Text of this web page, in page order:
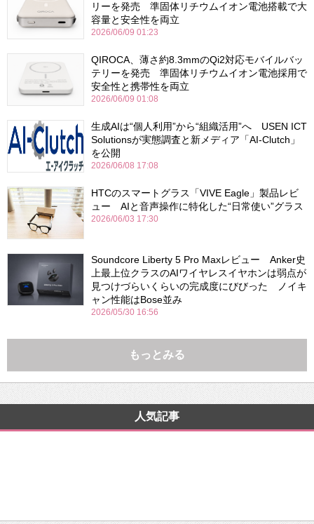
リーを発売 準固体リチウムイオン電池搭載で大
容量と安全性を両立
2026/06/09 01:23
QIROCA、薄さ約8.3mmのQi2対応モバイルバッ
テリーを発売 準固体リチウムイオン電池採用で
安全性と携帯性を両立
2026/06/09 01:08
生成AIは“個人利用”から“組織活用”へ USEN ICT
Solutionsが実態調査と新メディア「AI-Clutch」
を公開
2026/06/08 17:08
HTCのスマートグラス「VIVE Eagle」製品レビ
ュー AIと音声操作に特化した“日常使い”グラス
2026/06/03 17:30
Soundcore Liberty 5 Pro Maxレビュー Anker史
上最上位クラスのAIワイヤレスイヤホンは弱点が
見つけづらいくらいの完成度にびびった ノイキ
ャン性能はBose並み
2026/05/30 16:56
もっとみる
人気記事